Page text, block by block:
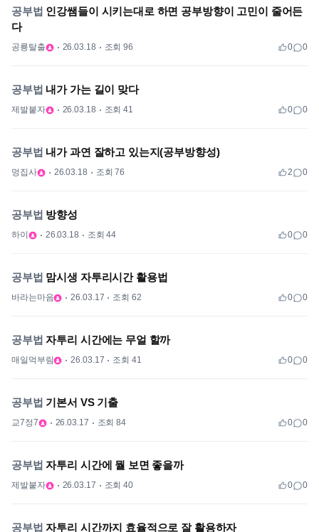
공부법 인강쌤들이 시키는대로 하면 공부방향이 고민이 줄어든
다
공룡탈출 26.03.18 조회 96 0 0
공부법 내가 가는 길이 맞다
제발붙자 26.03.18 조회 41 0 0
공부법 내가 과연 잘하고 있는지(공부방향성)
멍집사 26.03.18 조회 76 2 0
공부법 방향성
하이 26.03.18 조회 44 0 0
공부법 맘시생 자투리시간 활용법
바라는마음 26.03.17 조회 62 0 0
공부법 자투리 시간에는 무얼 할까
매일먹부림 26.03.17 조회 41 0 0
공부법 기본서 VS 기출
교7정7 26.03.17 조회 84 0 0
공부법 자투리 시간에 뭘 보면 좋을까
제발붙자 26.03.17 조회 40 0 0
공부법 자투리 시간까지 효율적으로 잘 활용하자